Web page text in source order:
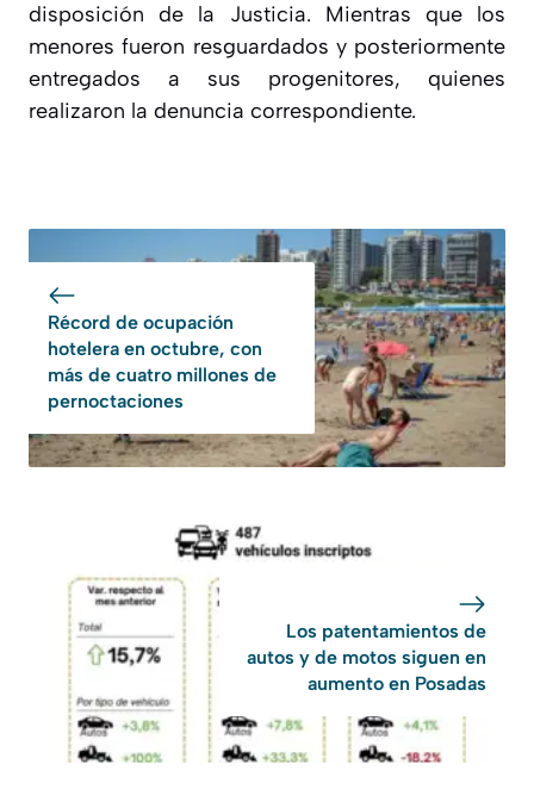
disposición de la Justicia. Mientras que los
menores fueron resguardados y posteriormente
entregados a sus progenitores, quienes
realizaron la denuncia correspondiente.
Récord de ocupación
hotelera en octubre, con
más de cuatro millones de
pernoctaciones
Los patentamientos de
autos y de motos siguen en
aumento en Posadas